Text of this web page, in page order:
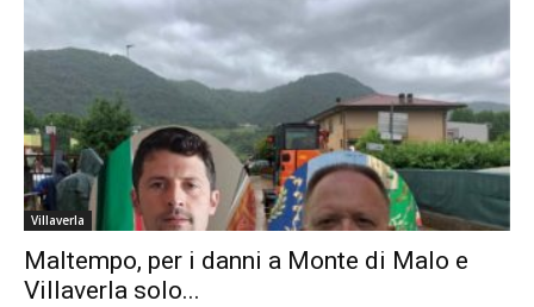
Villaverla
Maltempo, per i danni a Monte di Malo e
Villaverla solo...